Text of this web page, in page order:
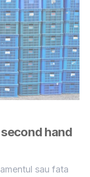
hand
sau fata